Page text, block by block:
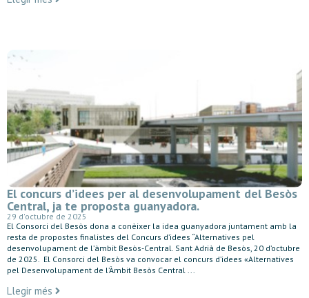
El concurs d’idees per al desenvolupament del Besòs
Central, ja te proposta guanyadora.
29 d'octubre de 2025
El Consorci del Besòs dona a conèixer la idea guanyadora juntament amb la
resta de propostes finalistes del Concurs d’idees “Alternatives pel
desenvolupament de l’àmbit Besòs-Central. Sant Adrià de Besòs, 20 d’octubre
de 2025. El Consorci del Besòs va convocar el concurs d’idees «Alternatives
pel Desenvolupament de l’Àmbit Besòs Central ...
Llegir més